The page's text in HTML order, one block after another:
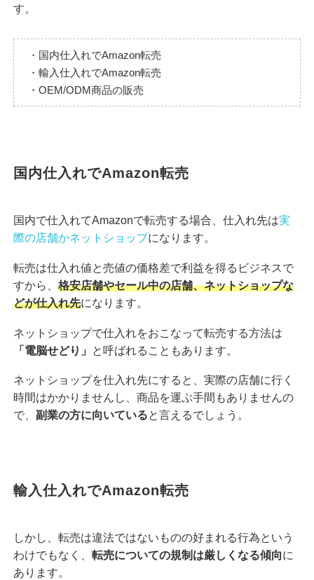
す。
・国内仕入れでAmazon転売
・輸入仕入れでAmazon転売
・OEM/ODM商品の販売
国内仕入れでAmazon転売
国内で仕入れてAmazonで転売する場合、仕入れ先は実
際の店舗かネットショップになります。
転売は仕入れ値と売値の価格差で利益を得るビジネスで
すから、 格安店舗やセール中の店舗、ネットショップな
どが仕入れ先になります。
ネットショップで仕入れをおこなって転売する方法は
「電脳せどり」
と呼ばれることもあります。
ネットショップを仕入れ先にすると、実際の店舗に行く
時間はかかりませんし、商品を運ぶ手間もありませんの
で、 副業の方に向いていると言えるでしょう。
輸入仕入れでAmazon転売
しかし、転売は違法ではないものの好まれる行為という
わけでもなく、 転売についての規制は厳しくなる傾向に
あります。